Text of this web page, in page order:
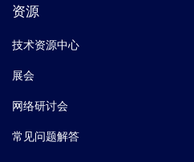
资源
技术资源中心
展会
网络研讨会
常见问题解答